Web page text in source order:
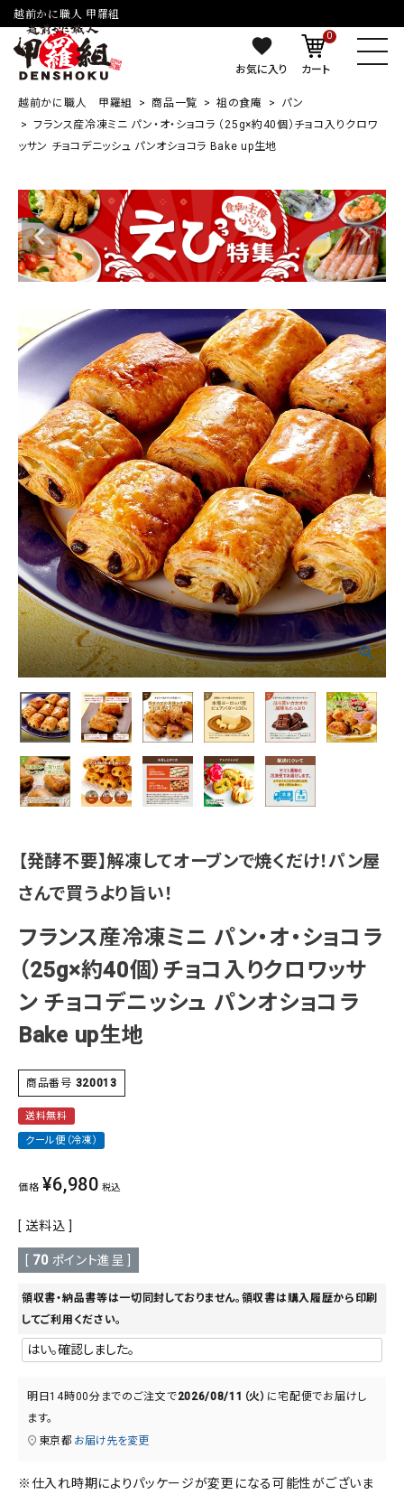
越前かに職人 甲羅組
お気に入り
0
カート
越前かに職人 甲羅組 商品一覧 祖の食庵
パン
フランス産冷凍ミニ パン・オ・ショコラ （25g×約40個）チョコ入りクロワ
ッサン チョコデニッシュ パンオショコラ Bake up生地
【発酵不要】解凍してオーブンで焼くだけ！パン屋
さんで買うより旨い！
フランス産冷凍ミニ パン・オ・ショコラ
（25g×約40個）チョコ入りクロワッサ
ン チョコデニッシュ パンオショコラ
Bake up生地
商品番号 320013
送料無料
クール便（冷凍）
価格 ¥6,980 税込
送料込
70 ポイント進呈 ]
領収書・納品書等は一切同封しておりません。領収書は購入履歴から印刷
してご利用ください。
明日 14時00分 までのご注文で2026/08/11（火） に宅配便でお届けし
ます。
東京都 お届け先を変更
※仕入れ時期によりパッケージが変更になる可能性がございま